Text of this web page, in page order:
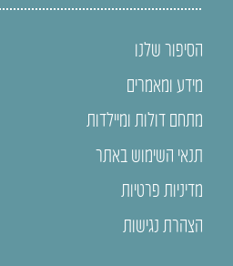
הסיפור שלנו
מידע ומאמרים
מתחם דולות ומיילדות
תנאי השימוש באתר
מדיניות פרטיות
הצהרת נגישות